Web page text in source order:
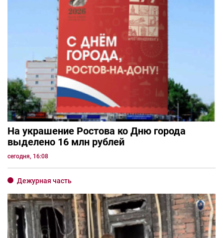
На украшение Ростова ко Дню города
выделено 16 млн рублей
сегодня, 16:08
Дежурная часть